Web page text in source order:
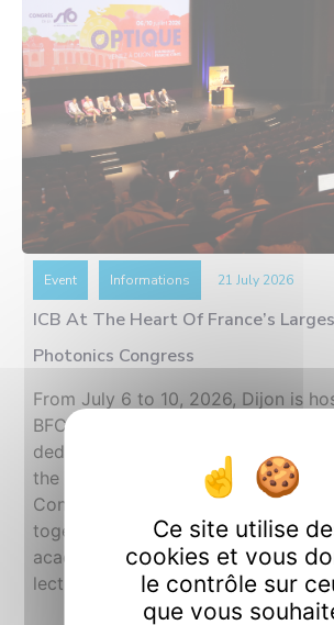
Event Informations 21 July 2026
ICB At The Heart Of France’s
Photonics Congress
From July 6 to 10, 2026, Dijon is
BFC 2026, the largest French
dedicated to optics and photonics.
the French Optical Society (SFO) at
Convention Centre, this major event
together 730 participants, 48
academic exhibitors, and features
lectures, 276 oral presentations,
Ce site utilise
cookies et vous
le contrôle sur
que vous